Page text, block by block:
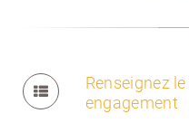
Renseignez
engagement